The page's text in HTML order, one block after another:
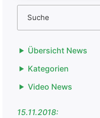
Übersicht News
Kategorien
Video News
15.11.2018: